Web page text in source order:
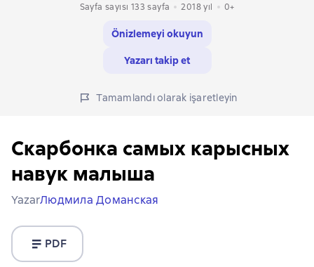
Sayfa sayısı 133 sayfa
2018 yıl 0+
Önizlemeyi okuyun
Yazarı takip et
Tamamlandı olarak işaretleyin
Скарбонка самых карысных
навук малыша
YazarЛюдмила Доманская
PDF